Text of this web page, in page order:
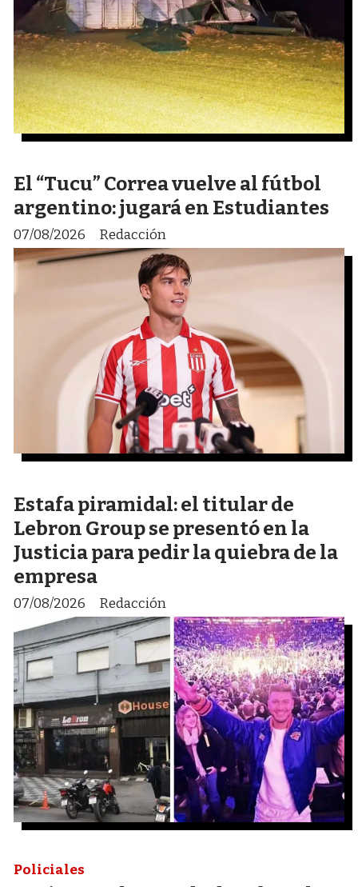
El “Tucu” Correa vuelve al fútbol
argentino: jugará en Estudiantes
Redacción
07/08/2026
Estafa piramidal: el titular de
Lebron Group se presentó en la
Justicia para pedir la quiebra de la
empresa
Redacción
07/08/2026
Policiales